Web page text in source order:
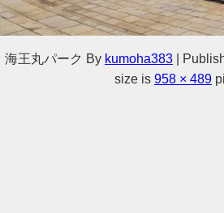
海王丸パーク By kumoha383
size is 958 × 489